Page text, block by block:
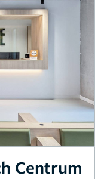
Centrum